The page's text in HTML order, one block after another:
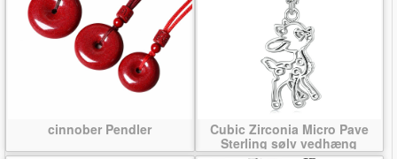
cinnober Pendler
Cubic Zirconia Micro Pave
Sterling sølv vedhæng